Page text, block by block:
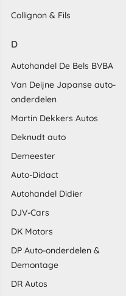
Collignon & Fils
D
Autohandel De Bels BVBA
Van Deijne Japanse auto-
onderdelen
Martin Dekkers Autos
Deknudt auto
Demeester
Auto-Didact
Autohandel Didier
DJV-Cars
DK Motors
DP Auto-onderdelen &
Demontage
DR Autos